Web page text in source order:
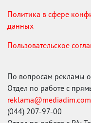
Политика в сфере
данных
Пользовательское
По вопросам рекламы
Отдел по работе с
(044) 207-97-00